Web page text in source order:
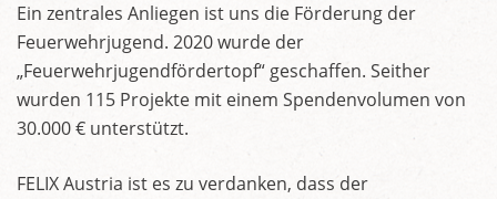
Ein zentrales Anliegen ist uns die Förderung der
Feuerwehrjugend. 2020 wurde der
„Feuerwehrjugendfördertopf“ geschaffen. Seither
wurden 115 Projekte mit einem Spendenvolumen von
30.000 € unterstützt.
FELIX Austria ist es zu verdanken, dass der